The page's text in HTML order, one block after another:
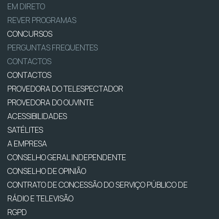
EM DIRETO
REVER PROGRAMAS
CONCURSOS
PERGUNTAS FREQUENTES
CONTACTOS
CONTACTOS
PROVEDORA DO TELESPECTADOR
PROVEDORA DO OUVINTE
ACESSIBILIDADES
SATÉLITES
A EMPRESA
CONSELHO GERAL INDEPENDENTE
CONSELHO DE OPINIÃO
CONTRATO DE CONCESSÃO DO SERVIÇO PÚBLICO DE
RÁDIO E TELEVISÃO
RGPD